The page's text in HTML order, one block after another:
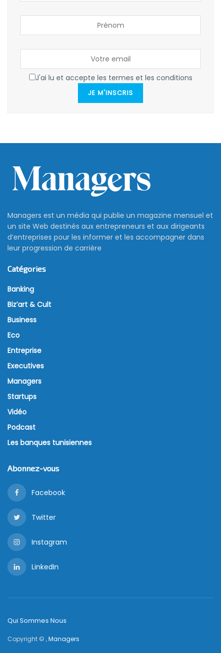
J'ai lu et accepte les termes et les conditions
JE M'INSCRIS
Managers est un média qui publie un magazine mensuel et
un site Web destinés aux entrepreneurs et aux dirigeants
d’entreprises pour les informer et les accompagner dans
leur progression de carrière
Catégories
Banking
Biz’art & Cult
Business
Eco
Entreprise
Executives
Managers
Startups
Vidéo
Podcast
Les banques tunisiennes
Abonnez-vous
Facebook
Twitter
Instagram
LinkedIn
Qui Sommes Nous
Copyright © ,Managers